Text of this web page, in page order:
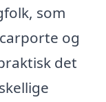
som
og
det